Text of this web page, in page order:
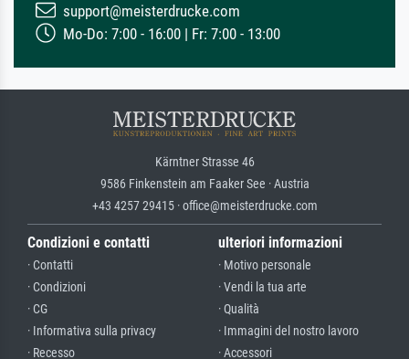
support@meisterdrucke.com
Mo-Do: 7:00 - 16:00 | Fr: 7:00 - 13:00
Kärntner Strasse 46
9586 Finkenstein am Faaker See · Austria
+43 4257 29415 · office@meisterdrucke.com
Condizioni e contatti
· Contatti
· Condizioni
· CG
· Informativa sulla privacy
· Recesso
ulteriori informazioni
· Motivo personale
· Vendi la tua arte
· Qualità
· Immagini del nostro lavoro
· Accessori